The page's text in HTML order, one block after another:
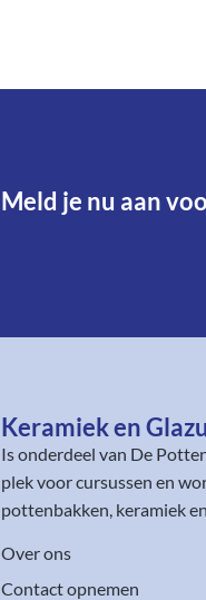
Meld je nu aan
Keramiek en
Is onderdeel van De
plek voor cursussen en
pottenbakken, keramiek
Over ons
Contact opnemen